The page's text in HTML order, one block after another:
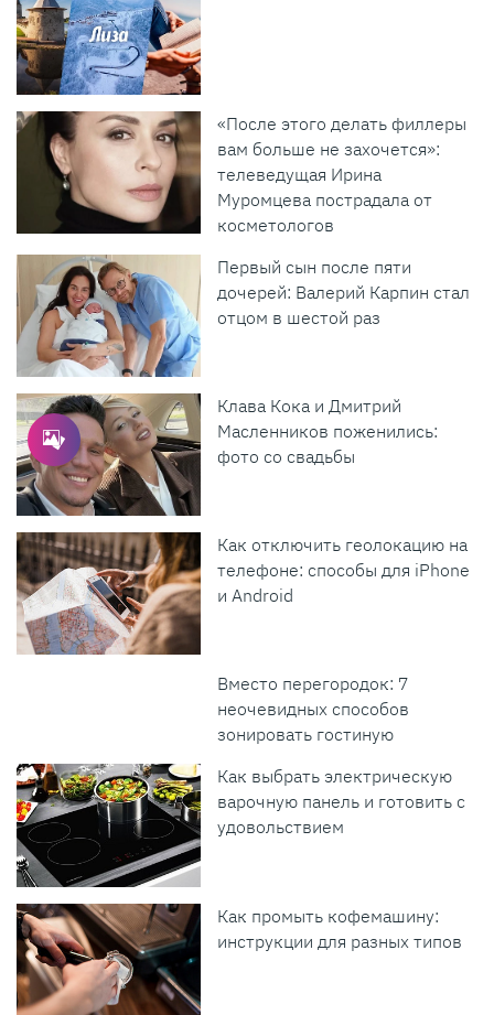
«После этого делать филлеры
вам больше не захочется»:
телеведущая Ирина
Муромцева пострадала от
косметологов
Первый сын после пяти
дочерей: Валерий Карпин стал
отцом в шестой раз
Клава Кока и Дмитрий
Масленников поженились:
фото со свадьбы
Как отключить геолокацию на
телефоне: способы для iPhone
и Android
Вместо перегородок: 7
неочевидных способов
зонировать гостиную
Как выбрать электрическую
варочную панель и готовить с
удовольствием
Как промыть кофемашину:
инструкции для разных типов